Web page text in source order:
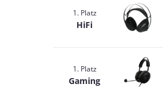
1. Platz
HiFi
1. Platz
Gaming